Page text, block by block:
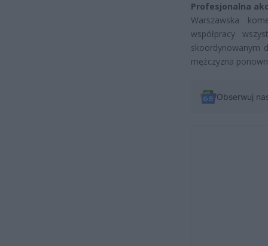
Profesjonalna
Warszawska
współpracy
skoordynowanym
mężczyzna
Obserwuj